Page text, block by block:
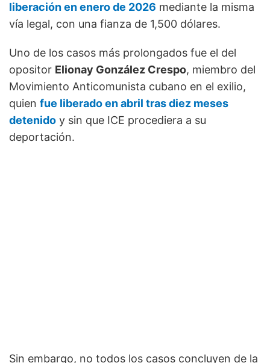
liberación en enero de 2026 mediante la misma
vía legal, con una fianza de 1,500 dólares.
Uno de los casos más prolongados fue el del
opositor Elionay González Crespo, miembro del
Movimiento Anticomunista cubano en el exilio,
quien fue liberado en abril tras diez meses
detenido y sin que ICE procediera a su
deportación.
Sin embargo, no todos los casos concluyen de la